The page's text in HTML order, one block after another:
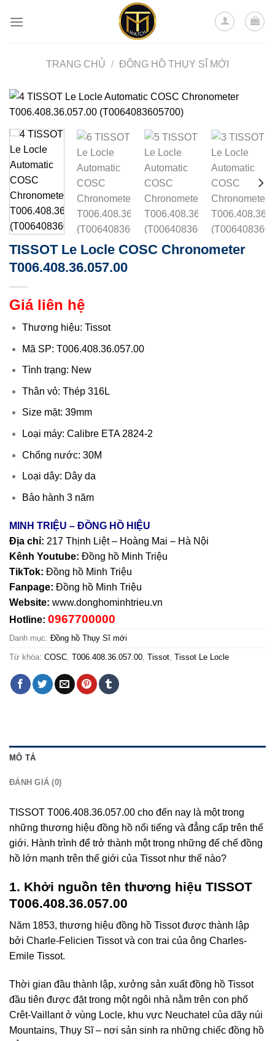
TRANG CHỦ / ĐỒNG HỒ THỤY SĨ MỚI
TISSOT Le Locle COSC Chronometer
T006.408.36.057.00
Giá liên hệ
Thương hiệu: Tissot
Mã SP: T006.408.36.057.00
Tình trạng: New
Thân vỏ: Thép 316L
Size mặt: 39mm
Loại máy: Calibre ETA 2824-2
Chống nước: 30M
Loại dây: Dây da
Bảo hành 3 năm
MINH TRIỆU – ĐỒNG HỒ HIỆU
Địa chỉ: 217 Thịnh Liệt – Hoàng Mai – Hà Nội
Kênh Youtube: Đồng hồ Minh Triệu
TikTok: Đồng hồ Minh Triệu
Fanpage: Đồng hồ Minh Triệu
Website: www.donghominhtrieu.vn
Hotline: 0967700000
Danh mục: Đồng hồ Thụy Sĩ mới
Từ khóa: COSC T006.408.36.057.00 Tissot Tissot Le Locle
MÔ TẢ
ĐÁNH GIÁ (0)
TISSOT T006.408.36.057.00 cho đến nay là một trong
những thương hiệu đồng hồ nổi tiếng và đẳng cấp trên thế
giới. Hành trình để trở thành một trong những đế chế đồng
hồ lớn mạnh trên thế giới của Tissot như thế nào?
1. Khởi nguồn tên thương hiệu TISSOT
T006.408.36.057.00
Năm 1853, thương hiệu đồng hồ Tissot được thành lập
bởi Charle-Felicien Tissot và con trai của ông Charles-
Emile Tissot.
Thời gian đầu thành lập, xưởng sản xuất đồng hồ Tissot
đầu tiên được đặt trong một ngôi nhà nằm trên con phố
Crêt-Vaillant ở vùng Locle, khu vực Neuchatel của dãy núi
Mountains, Thụy Sĩ – nơi sản sinh ra những chiếc đồng hồ